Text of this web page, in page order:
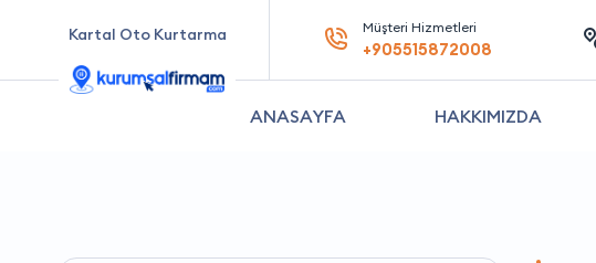
Kartal Oto Kurtarma Müşteri Hizmetleri
+905515872008
ANASAYFA HAKKIMIZDA